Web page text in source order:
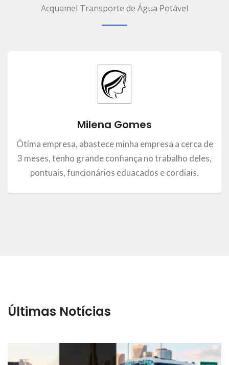
Acquamel Transporte de Água Potável
Milena Gomes
Ótima empresa, abastece minha empresa a cerca de
3 meses, tenho grande confiança no trabalho deles,
pontuais, funcionários eduacados e cordiais.
Últimas Notícias